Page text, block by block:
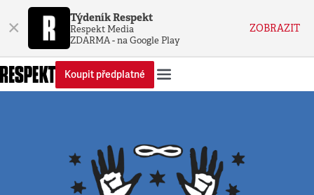
× Týdeník Respekt
Respekt Media
ZDARMA - na Google Play
ZOBRAZIT
Koupit předplatné